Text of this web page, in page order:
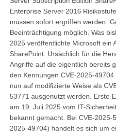
Enterprise Server 2016
müssen sofort ergriffen werden.
Beeinträchtigung möglich. Was
2025 veröffentlichte Microsoft ein
SharePoint. Ursächlich für die
Angriffe auf die eigentlich bereits
den Kennungen CVE-2025-
nun auf modifizierte Weise als
53771 ausgenutzt werden. Erste
am 19. Juli 2025 vom IT-
bekannt gemacht. Bei CVE-2025-
2025-49704) handelt es sich um